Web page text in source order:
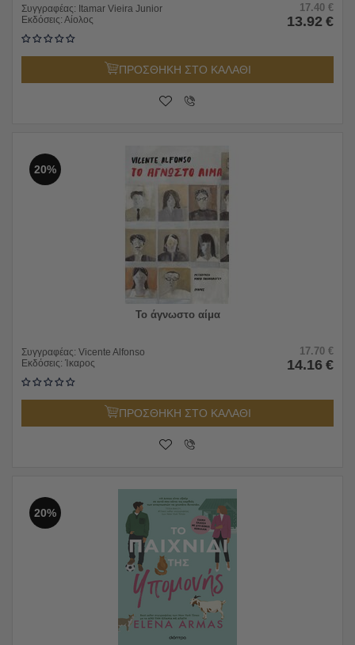
Συγγραφέας: Itamar Vieira Junior
Εκδόσεις: Αίολος
17.40 €
13.92 €
ΠΡΟΣΘΗΚΗ ΣΤΟ ΚΑΛΑΘΙ
20%
Το άγνωστο αίμα
Συγγραφέας: Vicente Alfonso
Εκδόσεις: Ίκαρος
17.70 €
14.16 €
ΠΡΟΣΘΗΚΗ ΣΤΟ ΚΑΛΑΘΙ
20%